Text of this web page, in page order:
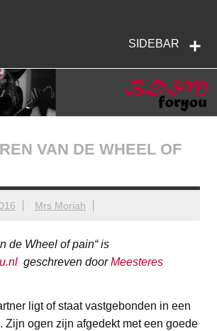
BDSMforyou
SIDEBAR
VAN DE WHEEL OF
Mrs Moriah
de Wheel of pain“ is
geschreven doorMeesteres
ligt of staat vastgebonden in een
. Zijn ogen zijn afgedekt met een goede